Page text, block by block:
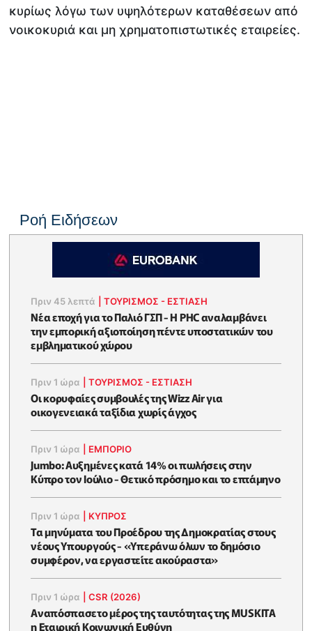
κυρίως λόγω των υψηλότερων καταθέσεων από
νοικοκυριά και μη χρηματοπιστωτικές εταιρείες.
Ροή Ειδήσεων
Πριν 45 λεπτά |ΤΟΥΡΙΣΜΟΣ - ΕΣΤΙΑΣΗ
Νέα εποχή για το Παλιό ΓΣΠ - Η PHC αναλαμβάνει
την εμπορική αξιοποίηση πέντε υποστατικών του
εμβληματικού χώρου
Πριν 1 ώρα |ΤΟΥΡΙΣΜΟΣ - ΕΣΤΙΑΣΗ
Οι κορυφαίες συμβουλές της Wizz Air για
οικογενειακά ταξίδια χωρίς άγχος
Πριν 1 ώρα ΕΜΠΟΡΙΟ
Jumbo: Αυξημένες κατά 14% οι πωλήσεις στην
Κύπρο τον Ιούλιο - Θετικό πρόσημο και το επτάμηνο
Πριν 1 ώρα ΚΥΠΡΟΣ
Τα μηνύματα του Προέδρου της Δημοκρατίας στους
νέους Υπουργούς - «Υπεράνω όλων το δημόσιο
συμφέρον, να εργαστείτε ακούραστα»
Πριν 1 ώρα |CSR (2026)
Αναπόσπασετο μέρος της ταυτότητας της MUSKITA
η Εταιρική Κοινωνική Ευθύνη